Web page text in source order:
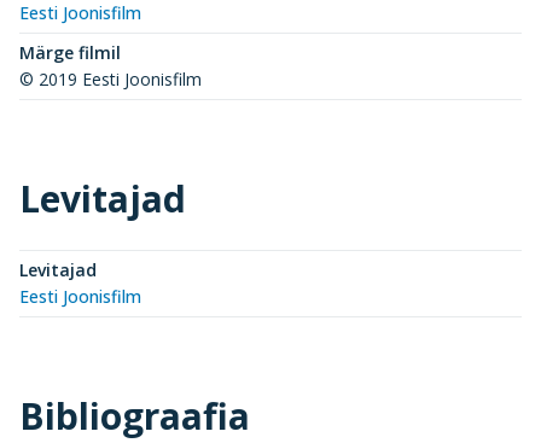
Eesti Joonisfilm
Märge filmil
© 2019 Eesti Joonisfilm
Levitajad
Levitajad
Eesti Joonisfilm
Bibliograafia